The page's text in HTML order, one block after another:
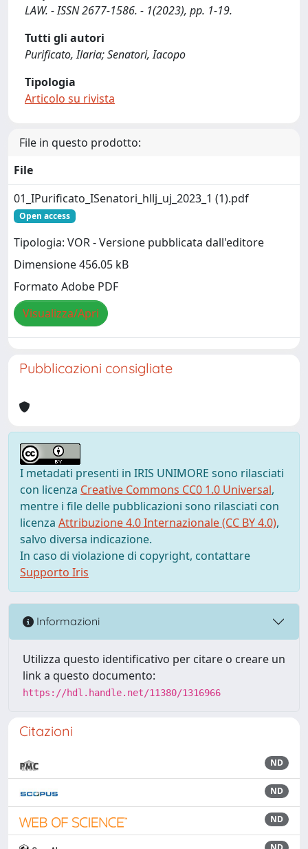
LAW. - ISSN 2677-1586. - 1(2023), pp. 1-19.
Tutti gli autori
Purificato, Ilaria; Senatori, Iacopo
Tipologia
Articolo su rivista
File in questo prodotto:
File
01_IPurificato_ISenatori_hllj_uj_2023_1 (1).pdf
Open access
Tipologia: VOR - Versione pubblicata dall'editore
Dimensione 456.05 kB
Formato Adobe PDF
Visualizza/Apri
Pubblicazioni consigliate
I metadati presenti in IRIS UNIMORE sono rilasciati
con licenza Creative Commons CC0 1.0 Universal,
mentre i file delle pubblicazioni sono rilasciati con
licenza Attribuzione 4.0 Internazionale (CC BY 4.0),
salvo diversa indicazione.
In caso di violazione di copyright, contattare
Supporto Iris
Informazioni
Utilizza questo identificativo per citare o creare un
link a questo documento:
https://hdl.handle.net/11380/1316966
Citazioni
ND
ND
ND